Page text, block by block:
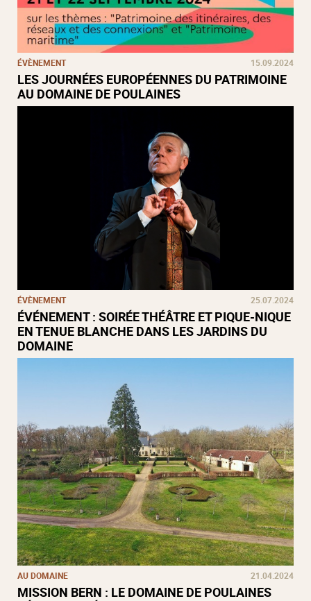
ÉVÈNEMENT 15.09.2024
LES JOURNÉES EUROPÉENNES DU PATRIMOINE
AU DOMAINE DE POULAINES
ÉVÈNEMENT 25.07.2024
ÉVÉNEMENT : SOIRÉE THÉÂTRE ET PIQUE-NIQUE
EN TENUE BLANCHE DANS LES JARDINS DU
DOMAINE
AU DOMAINE 21.04.2024
MISSION BERN : LE DOMAINE DE POULAINES